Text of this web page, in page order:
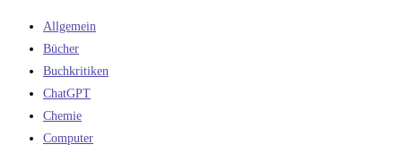
Allgemein
Bücher
Buchkritiken
ChatGPT
Chemie
Computer